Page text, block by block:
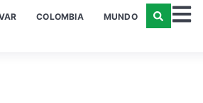
COLOMBIA MUNDO